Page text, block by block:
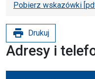
Pobierz wskazówki
print Drukuj
Adresy i